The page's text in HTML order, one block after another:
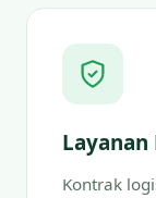
Kontrak